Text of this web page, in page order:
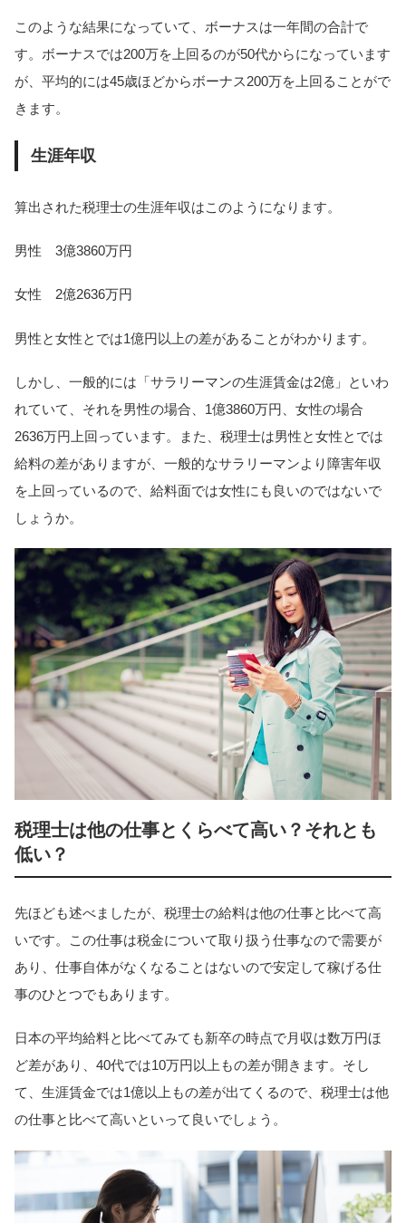
このような結果になっていて、ボーナスは一年間の合計で
す。ボーナスでは200万を上回るのが50代からになっています
が、平均的には45歳ほどからボーナス200万を上回ることがで
きます。
生涯年収
算出された税理士の生涯年収はこのようになります。
男性 3億3860万円
女性 2億2636万円
男性と女性とでは1億円以上の差があることがわかります。
しかし、一般的には「サラリーマンの生涯賃金は2億」といわ
れていて、それを男性の場合、1億3860万円、女性の場合
2636万円上回っています。また、税理士は男性と女性とでは
給料の差がありますが、一般的なサラリーマンより障害年収
を上回っているので、給料面では女性にも良いのではないで
しょうか。
税理士は他の仕事とくらべて高い？それとも
低い？
先ほども述べましたが、税理士の給料は他の仕事と比べて高
いです。この仕事は税金について取り扱う仕事なので需要が
あり、仕事自体がなくなることはないので安定して稼げる仕
事のひとつでもあります。
日本の平均給料と比べてみても新卒の時点で月収は数万円ほ
ど差があり、40代では10万円以上もの差が開きます。そし
て、生涯賃金では1億以上もの差が出てくるので、税理士は他
の仕事と比べて高いといって良いでしょう。